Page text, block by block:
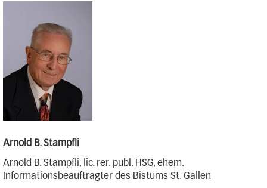
Arnold B. Stampfli
Arnold B. Stampfli, lic. rer. publ. HSG, ehem.
Informationsbeauftragter des Bistums St. Gallen